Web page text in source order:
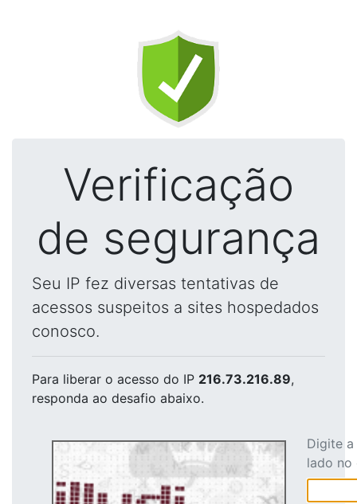
Verificação
de segurança
Seu IP fez diversas tentativas de
acessos suspeitos a sites hospedados
conosco.
Para liberar o acesso do IP 216.73.216.89,
responda ao desafio abaixo.
Digite
lado no